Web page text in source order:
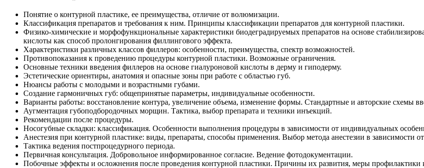
Понятие о контурной пластике, ее преимущества, отличие от волюмизации.
Классификация препаратов и требования к ним. Принципы классификации препаратов для контурной пластики.
Физико-химические и морфофункциональные характеристики биодеградируемых препаратов на основе
кислоты как способ пролонгирования филлингового эффекта.
Характеристики различных классов филлеров: особенности, преимущества, спектр возможностей.
Противопоказания к проведению процедуры контурной пластики. Возможные ограничения.
Основные техники введения филлеров на основе гиалуроновой кислоты в дерму и гиподерму.
Эстетические ориентиры, анатомия и опасные зоны при работе с областью губ.
Нюансы работы с молодыми и возрастными губами.
Создание гармоничных губ: общепринятые параметры, индивидуальные особенности.
Варианты работы: восстановление контура, увеличение объема, изменение формы. Стандартные и авторские схемы
Аугментация губоподбородочных морщин. Тактика, выбор препарата и техники инъекций.
Рекомендации после процедуры.
Носогубные складки: классификация. Особенности выполнения процедуры в зависимости от индивидуальных
Анестезия при контурной пластике: виды, препараты, способы применения. Выбор метода анестезии в зависимости
Тактика ведения постпроцедурного периода.
Первичная консультация. Добровольное информированное согласие. Ведение фотодокументации.
Побочные эффекты и осложнения после проведения контурной пластики. Причины их развития, меры профилактики